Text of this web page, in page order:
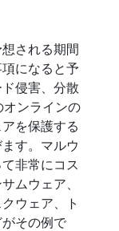
される期間
になると予
侵害、分散
ンラインの
を保護する
す。マルウ
非常にコス
ムウェア、
ウェア、ト
その例で